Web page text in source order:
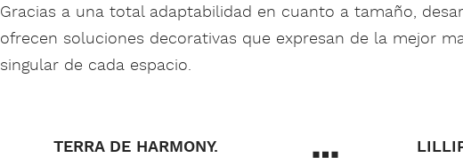
Gracias a una total adaptabilidad en cuanto a tamaño,
ofrecen soluciones decorativas que expresan de la mejor
singular de cada espacio.
TERRA DE HARMONY.